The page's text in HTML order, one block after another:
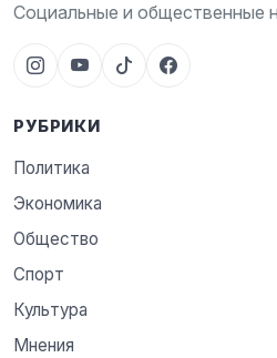
Социальные и общественные
РУБРИКИ
Политика
Экономика
Общество
Спорт
Культура
Мнения